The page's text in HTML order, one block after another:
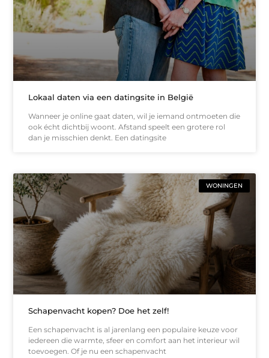
Lokaal daten via een datingsite in België
Wanneer je online gaat daten, wil je iemand ontmoeten die
ook écht dichtbij woont. Afstand speelt een grotere rol
dan je misschien denkt. Een datingsite
WONINGEN
Schapenvacht kopen? Doe het zelf!
Een schapenvacht is al jarenlang een populaire keuze voor
iedereen die warmte, sfeer en comfort aan het interieur wil
toevoegen. Of je nu een schapenvacht